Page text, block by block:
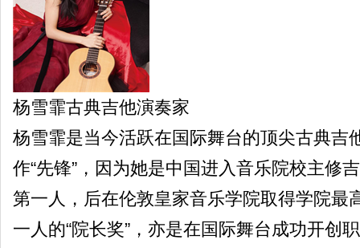
杨雪霏古典吉他演奏家
杨雪霏是当今活跃在国际舞台的顶尖古典吉
作“先锋”，因为她是中国进入音乐院校主修
第一人，后在伦敦皇家音乐学院取得学院最
一人的“院长奖”，亦是在国际舞台成功开创